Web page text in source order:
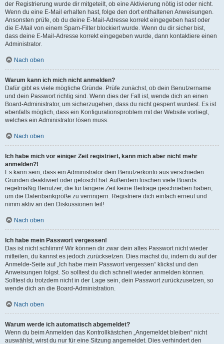
der Registrierung wurde dir mitgeteilt, ob eine Aktivierung nötig ist oder nicht.
Wenn du eine E-Mail erhalten hast, folge den dort enthaltenen Anweisungen.
Ansonsten prüfe, ob du deine E-Mail-Adresse korrekt eingegeben hast oder
die E-Mail von einem Spam-Filter blockiert wurde. Wenn du dir sicher bist,
dass deine E-Mail-Adresse korrekt eingegeben wurde, dann kontaktiere einen
Administrator.
Nach oben
Warum kann ich mich nicht anmelden?
Dafür gibt es viele mögliche Gründe. Prüfe zunächst, ob dein Benutzername
und dein Passwort richtig sind. Wenn dies der Fall ist, wende dich an einen
Board-Administrator, um sicherzugehen, dass du nicht gesperrt wurdest. Es ist
ebenfalls möglich, dass ein Konfigurationsproblem mit der Website vorliegt,
welches ein Administrator lösen muss.
Nach oben
Ich habe mich vor einiger Zeit registriert, kann mich aber nicht mehr
anmelden?!
Es kann sein, dass ein Administrator dein Benutzerkonto aus verschieden
Gründen deaktiviert oder gelöscht hat. Außerdem löschen viele Boards
regelmäßig Benutzer, die für längere Zeit keine Beiträge geschrieben haben,
um die Datenbankgröße zu verringern. Registriere dich einfach erneut und
nimm aktiv an den Diskussionen teil!
Nach oben
Ich habe mein Passwort vergessen!
Das ist nicht schlimm! Wir können dir zwar dein altes Passwort nicht wieder
mitteilen, du kannst es jedoch zurücksetzen. Dies machst du, indem du auf der
Anmelde-Seite auf „Ich habe mein Passwort vergessen“ klickst und den
Anweisungen folgst. So solltest du dich schnell wieder anmelden können.
Solltest du trotzdem nicht in der Lage sein, dein Passwort zurückzusetzen, so
wende dich an die Board-Administration.
Nach oben
Warum werde ich automatisch abgemeldet?
Wenn du beim Anmelden das Kontrollkästchen „Angemeldet bleiben“ nicht
auswählst, wirst du nur für eine Sitzung angemeldet. Dies verhindert den